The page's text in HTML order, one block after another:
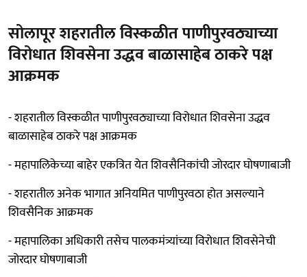
सोलापूर शहरातील विस्कळीत पाणीपुरवठ्याच्या
विरोधात शिवसेना उद्धव बाळासाहेब ठाकरे पक्ष
आक्रमक
- शहरातील विस्कळीत पाणीपुरवठ्याच्या विरोधात शिवसेना उद्धव
बाळासाहेब ठाकरे पक्ष आक्रमक
- महापालिकेच्या बाहेर एकत्रित येत शिवसैनिकांची जोरदार घोषणाबाजी
- शहरातील अनेक भागात अनियमित पाणीपुरवठा होत असल्याने
शिवसैनिक आक्रमक
- महापालिका अधिकारी तसेच पालकमंत्र्यांच्या विरोधात शिवसेनेची
जोरदार घोषणाबाजी